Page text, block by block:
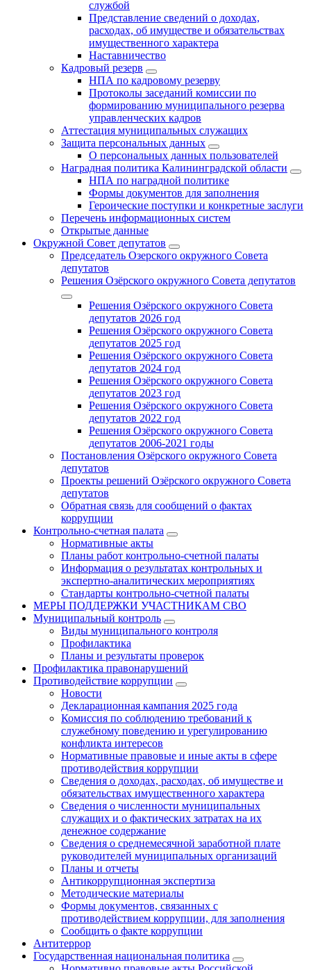
службой
Представление сведений о доходах,
расходах, об имуществе и обязательствах
имущественного характера
Наставничество
Кадровый резерв
НПА по кадровому резерву
Протоколы заседаний комиссии по
формированию муниципального резерва
управленческих кадров
Аттестация муниципальных служащих
Защита персональных данных
О персональных данных пользователей
Наградная политика Калининградской области
НПА по наградной политике
Формы документов для заполнения
Героические поступки и конкретные заслуги
Перечень информационных систем
Открытые данные
Окружной Совет депутатов
Председатель Озерского окружного Совета
депутатов
Решения Озёрского окружного Совета депутатов
Решения Озёрского окружного Совета
депутатов 2026 год
Решения Озёрского окружного Совета
депутатов 2025 год
Решения Озёрского окружного Совета
депутатов 2024 год
Решения Озёрского окружного Совета
депутатов 2023 год
Решения Озёрского окружного Совета
депутатов 2022 год
Решения Озёрского окружного Совета
депутатов 2006-2021 годы
Постановления Озёрского окружного Совета
депутатов
Проекты решений Озёрского окружного Совета
депутатов
Обратная связь для сообщений о фактах
коррупции
Контрольно-счетная палата
Нормативные акты
Планы работ контрольно-счетной палаты
Информация о результатах контрольных и
экспертно-аналитических мероприятиях
Стандарты контрольно-счетной палаты
МЕРЫ ПОДДЕРЖКИ УЧАСТНИКАМ СВО
Муниципальный контроль
Виды муниципального контроля
Профилактика
Планы и результаты проверок
Профилактика правонарушений
Противодействие коррупции
Новости
Декларационная кампания 2025 года
Комиссия по соблюдению требований к
служебному поведению и урегулированию
конфликта интересов
Нормативные правовые и иные акты в сфере
противодействия коррупции
Сведения о доходах, расходах, об имуществе и
обязательствах имущественного характера
Сведения о численности муниципальных
служащих и о фактических затратах на их
денежное содержание
Сведения о среднемесячной заработной плате
руководителей муниципальных организаций
Планы и отчеты
Антикоррупционная экспертиза
Методические материалы
Формы документов, связанных с
противодействием коррупции, для заполнения
Сообщить о факте коррупции
Антитеррор
Государственная национальная политика